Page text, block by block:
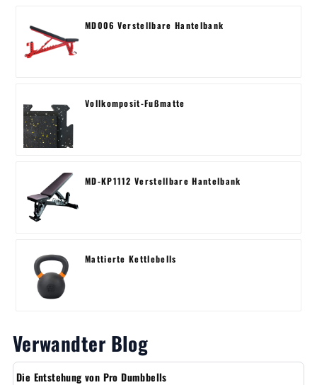
MD006 Verstellbare Hantelbank
Vollkomposit-Fußmatte
MD-KP1112 Verstellbare Hantelbank
Mattierte Kettlebells
Verwandter Blog
Die Entstehung von Pro Dumbbells